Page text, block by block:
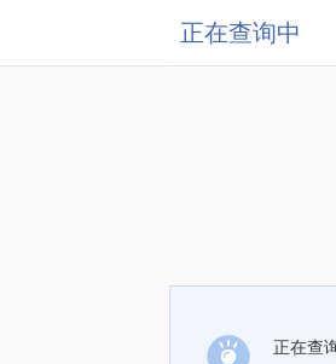
正在查询中
正在查